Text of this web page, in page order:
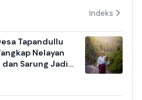
Indeks
Tapandullu
Nelayan
Sarung Jadi